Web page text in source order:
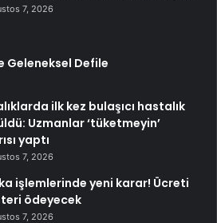
7, 2026
Geleneksel Defile
ilk kez bulaşıcı hastalık
Uzmanlar ‘tüketmeyin’
yaptı
7, 2026
işlemlerinde yeni karar! Ücreti
ödeyecek
7, 2026